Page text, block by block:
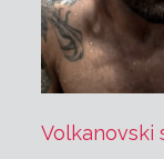
Volkanovski